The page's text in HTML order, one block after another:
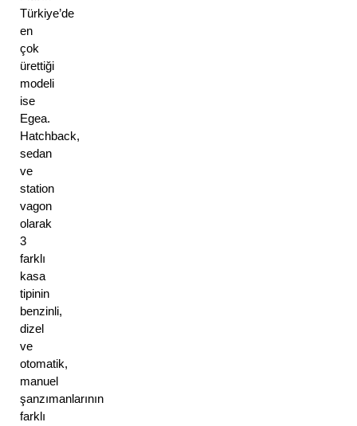
Türkiye’de
en
çok
ürettiği
modeli
ise
Egea.
Hatchback,
sedan
ve
station
vagon
olarak
3
farklı
kasa
tipinin
benzinli,
dizel
ve
otomatik,
manuel
şanzımanlarının
farklı